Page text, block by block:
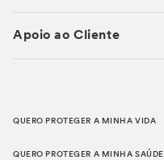
Apoio ao Cliente
QUERO PROTEGER A MINHA VIDA
QUERO PROTEGER A MINHA SAÚDE